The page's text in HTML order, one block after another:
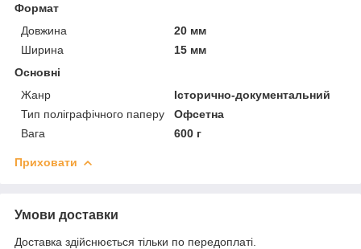
Формат
Довжина
20 мм
Ширина
15 мм
Основні
Жанр
Історично-документальний
Тип поліграфічного паперу
Офсетна
Вага
600 г
Приховати
Умови доставки
Доставка здійснюється тільки по передоплаті.